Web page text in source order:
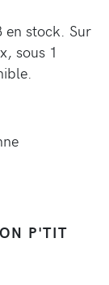
en stock. Sur
sous 1
P'TIT